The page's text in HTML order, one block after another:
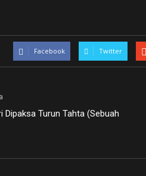
Facebook Twitter
Dipaksa Turun Tahta (Sebuah